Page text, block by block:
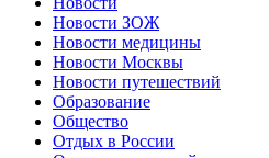
Новости ЗОЖ
Новости медицины
Новости Москвы
Новости путешествий
Образование
Общество
Отдых в России